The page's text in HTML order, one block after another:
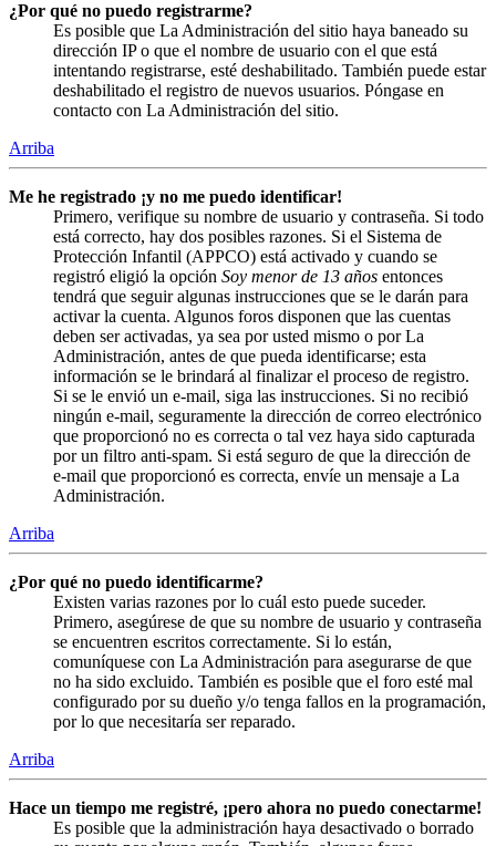
¿Por qué no puedo registrarme?
Es posible que La Administración del sitio haya baneado su
dirección IP o que el nombre de usuario con el que está
intentando registrarse, esté deshabilitado. También puede estar
deshabilitado el registro de nuevos usuarios. Póngase en
contacto con La Administración del sitio.
Arriba
Me he registrado ¡y no me puedo identificar!
Primero, verifique su nombre de usuario y contraseña. Si todo
está correcto, hay dos posibles razones. Si el Sistema de
Protección Infantil (APPCO) está activado y cuando se
registró eligió la opción Soy menor de 13 años entonces
tendrá que seguir algunas instrucciones que se le darán para
activar la cuenta. Algunos foros disponen que las cuentas
deben ser activadas, ya sea por usted mismo o por La
Administración, antes de que pueda identificarse; esta
información se le brindará al finalizar el proceso de registro.
Si se le envió un e-mail, siga las instrucciones. Si no recibió
ningún e-mail, seguramente la dirección de correo electrónico
que proporcionó no es correcta o tal vez haya sido capturada
por un filtro anti-spam. Si está seguro de que la dirección de
e-mail que proporcionó es correcta, envíe un mensaje a La
Administración.
Arriba
¿Por qué no puedo identificarme?
Existen varias razones por lo cuál esto puede suceder.
Primero, asegúrese de que su nombre de usuario y contraseña
se encuentren escritos correctamente. Si lo están,
comuníquese con La Administración para asegurarse de que
no ha sido excluido. También es posible que el foro esté mal
configurado por su dueño y/o tenga fallos en la programación,
por lo que necesitaría ser reparado.
Arriba
Hace un tiempo me registré, ¡pero ahora no puedo conectarme!
Es posible que la administración haya desactivado o borrado